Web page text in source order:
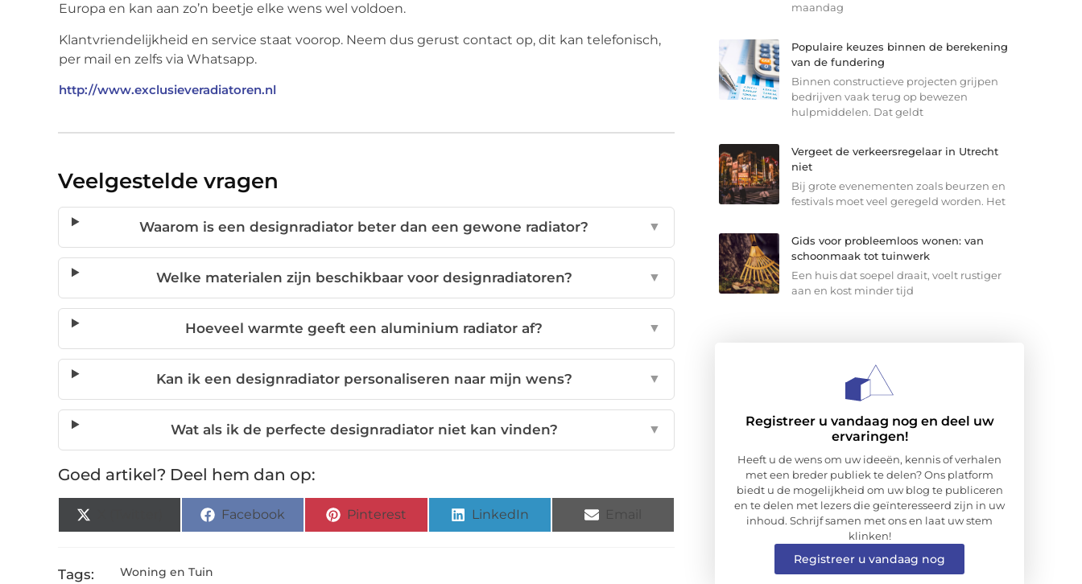
Europa en kan aan zo’n beetje elke wens wel voldoen.
Klantvriendelijkheid en service staat voorop. Neem dus gerust contact op, dit kan telefonisch,
per mail en zelfs via Whatsapp.
http://www.exclusieveradiatoren.nl
Veelgestelde vragen
Waarom is een designradiator beter dan een gewone radiator? ▼
Welke materialen zijn beschikbaar voor designradiatoren? ▼
Hoeveel warmte geeft een aluminium radiator af? ▼
Kan ik een designradiator personaliseren naar mijn wens? ▼
Wat als ik de perfecte designradiator niet kan vinden? ▼
Goed artikel? Deel hem dan op:
Facebook Pinterest LinkedIn
Tags: Woning en Tuin
maandag
Populaire keuzes binnen de berekening
van de fundering
Binnen constructieve projecten grijpen
bedrijven vaak terug op bewezen
hulpmiddelen. Dat geldt
Vergeet de verkeersregelaar in Utrecht
niet
Bij grote evenementen zoals beurzen en
festivals moet veel geregeld worden. Het
Gids voor probleemloos wonen: van
schoonmaak tot tuinwerk
Een huis dat soepel draait, voelt rustiger
aan en kost minder tijd
Registreer u vandaag nog en deel uw
ervaringen!
Heeft u de wens om uw ideeën, kennis of verhalen
met een breder publiek te delen? Ons platform
biedt u de mogelijkheid om uw blog te publiceren
en te delen met lezers die geïnteresseerd zijn in uw
inhoud. Schrijf samen met ons en laat uw stem
klinken!
Registreer u vandaag nog